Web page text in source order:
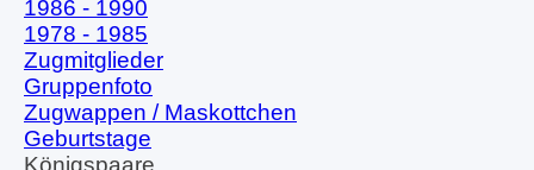
1986 - 1990
1978 - 1985
Zugmitglieder
Gruppenfoto
Zugwappen / Maskottchen
Geburtstage
Königspaare